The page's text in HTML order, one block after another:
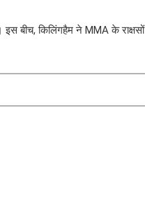
बीच, किलिंगहैम ने MMA के राक्षसों